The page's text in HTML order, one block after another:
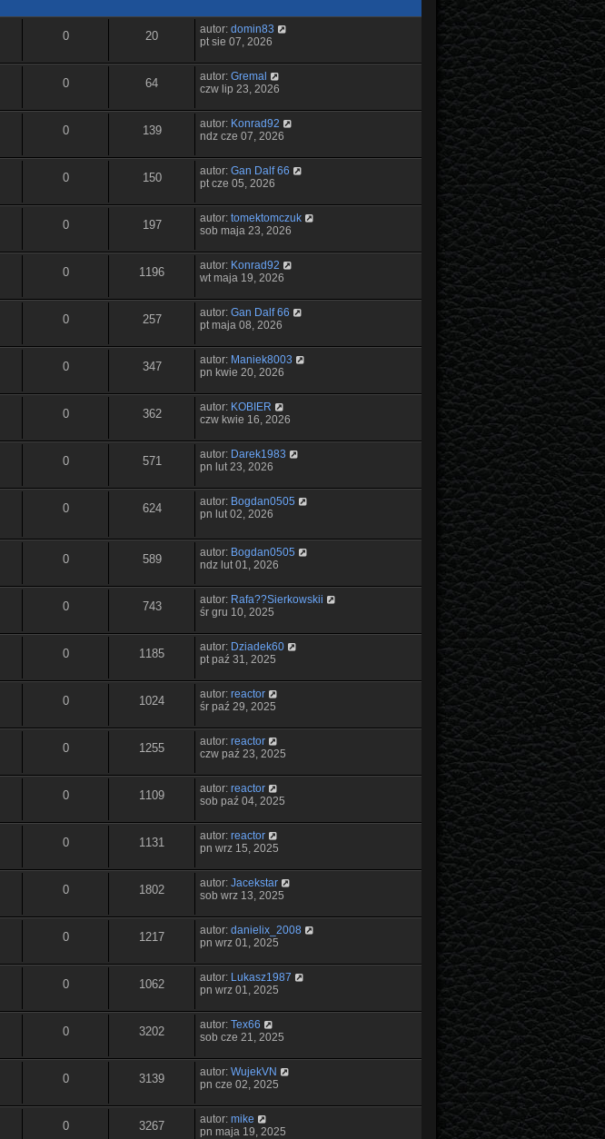
0 20 autor:domin83
pt sie 07, 2026
0 64 autor:Gremal
czw lip 23, 2026
0 139 autor: Konrad92
ndz cze 07, 2026
0 150 autor:Gan Dalf 66
pt cze 05, 2026
0 197 autor:tomektomczuk
sob maja 23, 2026
0 1196 autor: Konrad92
wt maja 19, 2026
0 257 autor:Gan Dalf 66
pt maja 08, 2026
0 347 autor: Maniek8003
pn kwie 20, 2026
0 362 autor: KOBIER
czw kwie 16, 2026
0 571 autor: Darek1983
pn lut 23, 2026
0 624 autor: Bogdan0505
pn lut 02, 2026
0 589 autor: Bogdan0505
ndz lut 01, 2026
0 743 autor: Rafa??Sierkowskii
śr gru 10, 2025
0 1185 autor: Dziadek60
pt paź 31, 2025
0 1024 autor:reactor
śr paź 29, 2025
0 1255 autor:reactor
czw paź 23, 2025
0 1109 autor:reactor
sob paź 04, 2025
0 1131 autor:reactor
pn wrz 15, 2025
0 1802 autor:Jacekstar
sob wrz 13, 2025
0 1217 autor:danielix_2008
pn wrz 01, 2025
0 1062 autor: Lukasz1987
pn wrz 01, 2025
0 3202 autor:Tex66
sob cze 21, 2025
0 3139 autor:WujekVN
pn cze 02, 2025
0 3267 autor:mike
pn maja 19, 2025